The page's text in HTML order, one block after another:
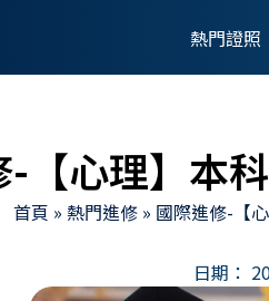
熱門證照
-【心理】本
首頁 » 熱門進修» 國際進修-【
日期：